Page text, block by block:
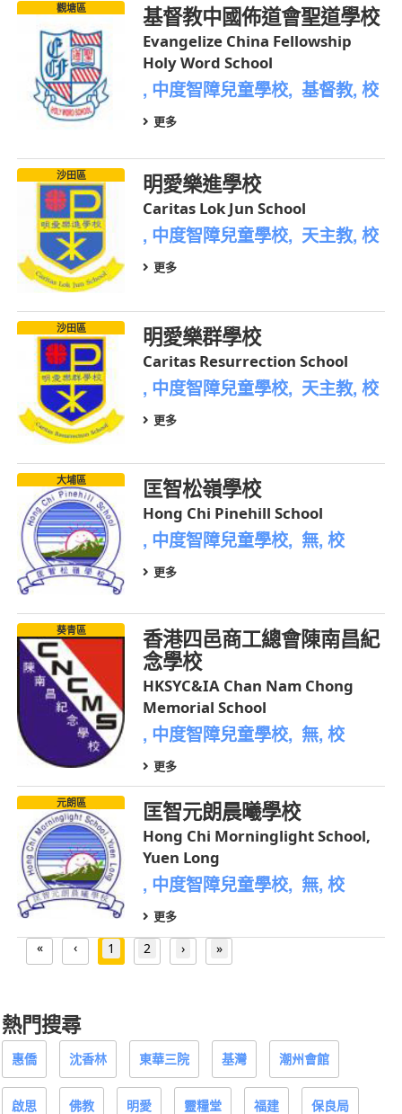
觀塘區 基督教中國佈道會聖道學校
Evangelize China Fellowship
Holy Word School
, 中度智障兒童學校, 基督教, 校
更多
沙田區 明愛樂進學校
Caritas Lok Jun School
, 中度智障兒童學校, 天主教, 校
更多
沙田區 明愛樂群學校
Caritas Resurrection School
, 中度智障兒童學校, 天主教, 校
更多
大埔區 匡智松嶺學校
Hong Chi Pinehill School
, 中度智障兒童學校, 無, 校
更多
葵青區
香港四邑商工總會陳南昌紀
念學校
HKSYC&IA Chan Nam Chong
Memorial School
, 中度智障兒童學校, 無, 校
更多
元朗區 匡智元朗晨曦學校
Hong Chi Morninglight School,
Yuen Long
, 中度智障兒童學校, 無, 校
更多
« ‹ 1 2 › »
熱門搜尋
惠僑 沈香林 東華三院 基灣 潮州會館
啟思 佛教 明愛 靈糧堂 福建 保良局